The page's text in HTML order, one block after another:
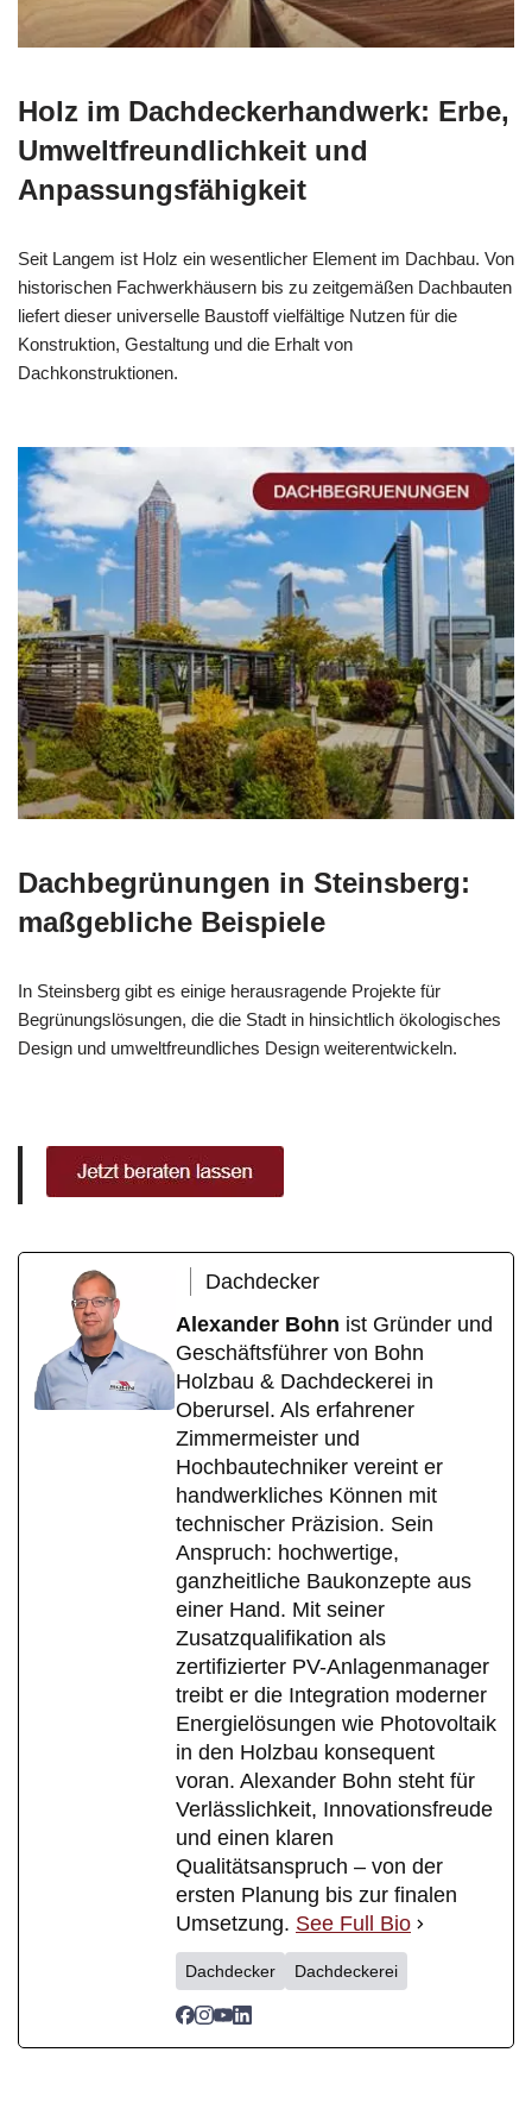
Holz im Dachdeckerhandwerk: Erbe,
Umweltfreundlichkeit und
Anpassungsfähigkeit
Seit Langem ist Holz ein wesentlicher Element im Dachbau. Von
historischen Fachwerkhäusern bis zu zeitgemäßen Dachbauten
liefert dieser universelle Baustoff vielfältige Nutzen für die
Konstruktion, Gestaltung und die Erhalt von
Dachkonstruktionen.
Dachbegrünungen in Steinsberg:
maßgebliche Beispiele
In Steinsberg gibt es einige herausragende Projekte für
Begrünungslösungen, die die Stadt in hinsichtlich ökologisches
Design und umweltfreundliches Design weiterentwickeln.
Dachdecker
Alexander Bohn ist Gründer und
Geschäftsführer von Bohn
Holzbau & Dachdeckerei in
Oberursel. Als erfahrener
Zimmermeister und
Hochbautechniker vereint er
handwerkliches Können mit
technischer Präzision. Sein
Anspruch: hochwertige,
ganzheitliche Baukonzepte aus
einer Hand. Mit seiner
Zusatzqualifikation als
zertifizierter PV-Anlagenmanager
treibt er die Integration moderner
Energielösungen wie Photovoltaik
in den Holzbau konsequent
voran. Alexander Bohn steht für
Verlässlichkeit, Innovationsfreude
und einen klaren
Qualitätsanspruch – von der
ersten Planung bis zur finalen
Umsetzung. See Full Bio
Dachdecker Dachdeckerei